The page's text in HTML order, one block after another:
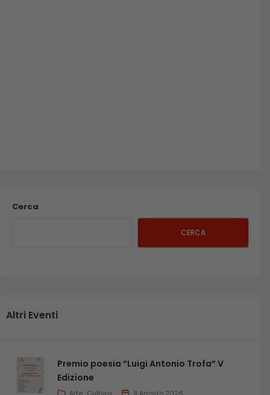
Cerca
CERCA
Altri Eventi
Premio poesia “Luigi Antonio Trofa” V
Edizione